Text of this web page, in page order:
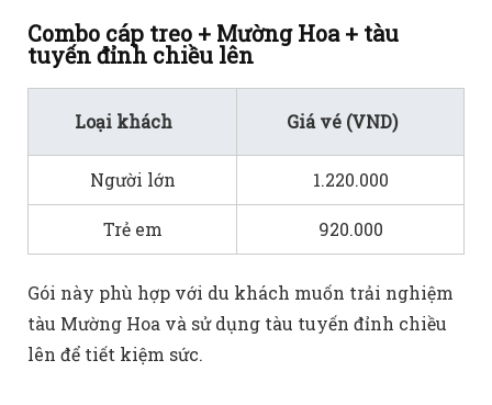
Combo cáp treo + Mường Hoa + tàu
tuyến đỉnh chiều lên
Loại khách Giá vé (VND)
Người lớn 1.220.000
Trẻ em 920.000
Gói này phù hợp với du khách muốn trải nghiệm
tàu Mường Hoa và sử dụng tàu tuyến đỉnh chiều
lên để tiết kiệm sức.